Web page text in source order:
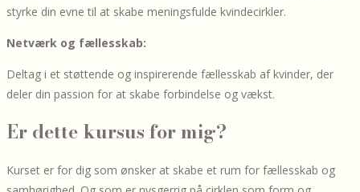
styrke din evne til at skabe meningsfulde kvindecirkler.
Netværk og fællesskab:
Deltag i et støttende og inspirerende fællesskab af kvinder, der
deler din passion for at skabe forbindelse og vækst.
Er dette kursus for mig?
Kurset er for dig som ønsker at skabe et rum for fællesskab og